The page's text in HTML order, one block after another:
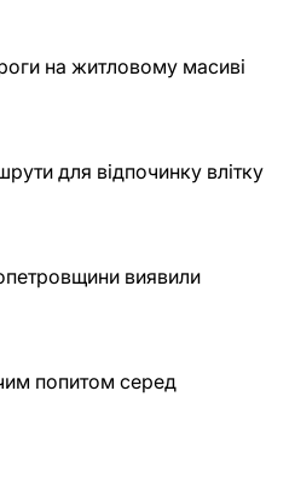
на житловому масиві
для відпочинку влітку
виявили
попитом серед